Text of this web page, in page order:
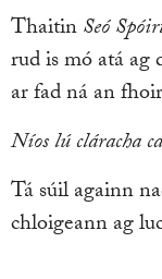
ThaitinSeó
rud is mó atá ag
ar fad ná an
Níos lú cláracha
Tá súil againn
chloigeann ag